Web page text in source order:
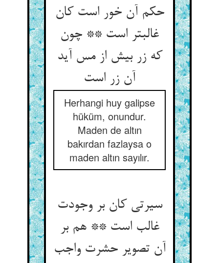
حکم آن خور است کان
غالبتر است ** چون
که زر بیش از مس آید
آن زر است‏
Herhangi huy galipse
hüküm, onundur.
Maden de altın
bakırdan fazlaysa o
maden altın sayılır.
سیرتی کان بر وجودت
غالب است ** هم بر
آن تصویر حشرت واجب